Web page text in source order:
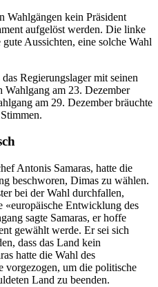
Wahlgängen kein Präsident
aufgelöst werden. Die linke
Aussichten, eine solche Wahl
Regierungslager mit seinen
Wahlgang am 23. Dezember
am 29. Dezember bräuchte
Antonis Samaras, hatte die
beschworen, Dimas zu wählen.
bei der Wahl durchfallen,
«europäische Entwicklung des
sagte Samaras, er hoffe
gewählt werde. Er sei sich
dass das Land kein
hatte die Wahl des
vorgezogen, um die politische
Land zu beenden.